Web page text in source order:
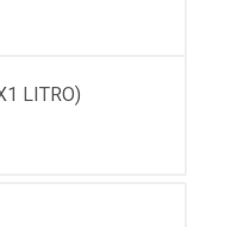
LITRO)